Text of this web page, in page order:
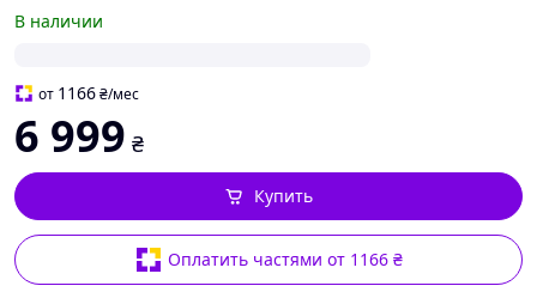
В наличии
от 1166₴/мес
6 999 ₴
Оплатить частями от 1166 ₴
Купить